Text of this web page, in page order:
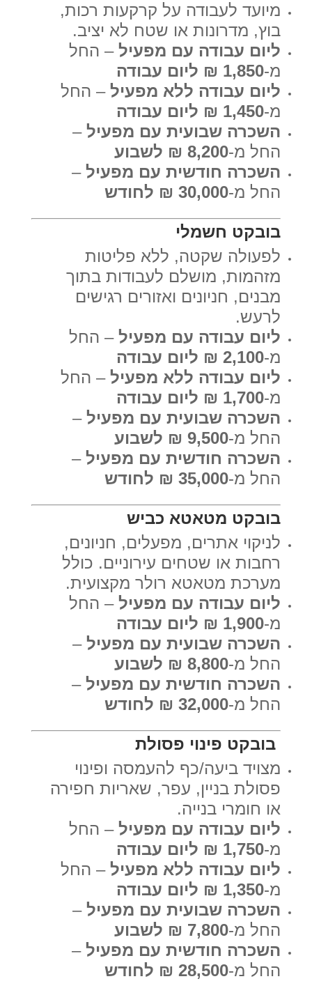
מיועד לעבודה על קרקעות רכות,
בוץ, מדרונות או שטח לא יציב.
ליום עבודה עם מפעיל– החל
מ-1,850 ₪ ליום עבודה
ליום עבודה ללא מפעיל– החל
מ-1,450 ₪ ליום עבודה
השכרה שבועית עם מפעיל–
החל מ-8,200 ₪ לשבוע
השכרה חודשית עם מפעיל–
החל מ-30,000 ₪ לחודש
בובקט חשמלי
לפעולה שקטה, ללא פליטות
מזהמות, מושלם לעבודות בתוך
מבנים, חניונים ואזורים רגישים
לרעש.
ליום עבודה עם מפעיל– החל
מ-2,100 ₪ ליום עבודה
ליום עבודה ללא מפעיל– החל
מ-1,700 ₪ ליום עבודה
השכרה שבועית עם מפעיל–
החל מ-9,500 ₪ לשבוע
השכרה חודשית עם מפעיל–
החל מ-35,000 ₪ לחודש
בובקט מטאטא כביש
לניקוי אתרים, מפעלים, חניונים,
רחבות או שטחים עירוניים. כולל
מערכת מטאטא רולר מקצועית.
ליום עבודה עם מפעיל– החל
מ-1,900 ₪ ליום עבודה
השכרה שבועית עם מפעיל–
החל מ-8,800 ₪ לשבוע
השכרה חודשית עם מפעיל–
החל מ-32,000 ₪ לחודש
בובקט פינוי פסולת
מצויד ביעה/כף להעמסה ופינוי
פסולת בניין, עפר, שאריות חפירה
או חומרי בנייה.
ליום עבודה עם מפעיל– החל
מ-1,750 ₪ ליום עבודה
ליום עבודה ללא מפעיל– החל
מ-1,350 ₪ ליום עבודה
השכרה שבועית עם מפעיל–
החל מ-7,800 ₪ לשבוע
השכרה חודשית עם מפעיל–
החל מ-28,500 ₪ לחודש